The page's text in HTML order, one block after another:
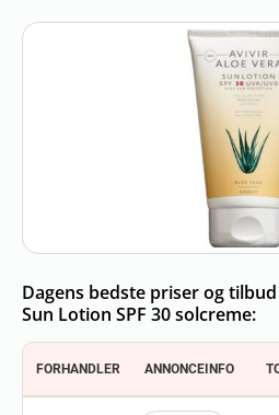
Dagens bedste priser og
Sun Lotion SPF 30 solcreme:
FORHANDLER ANNONCEINFO